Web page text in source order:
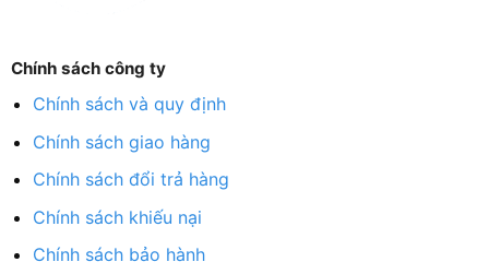
Chính sách công ty
Chính sách và quy định
Chính sách giao hàng
Chính sách đổi trả hàng
Chính sách khiếu nại
Chính sách bảo hành